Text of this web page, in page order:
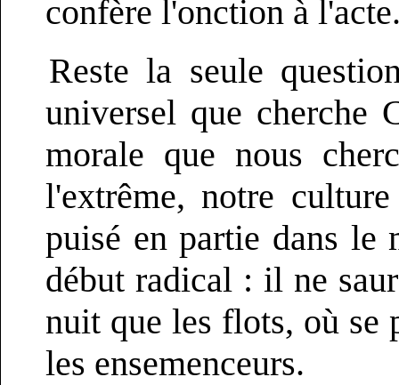
confère l'onction à
Reste la seule
universel que cherche
morale que nous
l'extrême, notre
puisé en partie dans
début radical : il ne
nuit que les flots, où se
les ensemenceurs.